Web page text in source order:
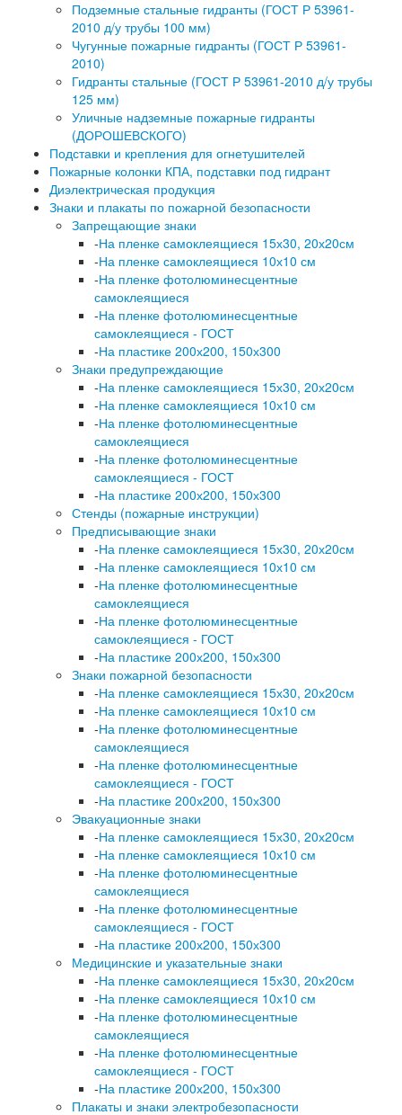
Подземные стальные гидранты (ГОСТ Р 53961-
2010 д/у трубы 100 мм)
Чугунные пожарные гидранты (ГОСТ Р 53961-
2010)
Гидранты стальные (ГОСТ Р 53961-2010 д/у трубы
125 мм)
Уличные надземные пожарные гидранты
(ДОРОШЕВСКОГО)
Подставки и крепления для огнетушителей
Пожарные колонки КПА, подставки под гидрант
Диэлектрическая продукция
Знаки и плакаты по пожарной безопасности
Запрещающие знаки
-На пленке самоклеящиеся 15х30, 20х20см
-На пленке самоклеящиеся 10х10 см
-На пленке фотолюминесцентные
самоклеящиеся
-На пленке фотолюминесцентные
самоклеящиеся - ГОСТ
-На пластике 200х200, 150х300
Знаки предупреждающие
-На пленке самоклеящиеся 15х30, 20х20см
-На пленке самоклеящиеся 10х10 см
-На пленке фотолюминесцентные
самоклеящиеся
-На пленке фотолюминесцентные
самоклеящиеся - ГОСТ
-На пластике 200х200, 150х300
Стенды (пожарные инструкции)
Предписывающие знаки
-На пленке самоклеящиеся 15х30, 20х20см
-На пленке самоклеящиеся 10х10 см
-На пленке фотолюминесцентные
самоклеящиеся
-На пленке фотолюминесцентные
самоклеящиеся - ГОСТ
-На пластике 200х200, 150х300
Знаки пожарной безопасности
-На пленке самоклеящиеся 15х30, 20х20см
-На пленке самоклеящиеся 10х10 см
-На пленке фотолюминесцентные
самоклеящиеся
-На пленке фотолюминесцентные
самоклеящиеся - ГОСТ
-На пластике 200х200, 150х300
Эвакуационные знаки
-На пленке самоклеящиеся 15х30, 20х20см
-На пленке самоклеящиеся 10х10 см
-На пленке фотолюминесцентные
самоклеящиеся
-На пленке фотолюминесцентные
самоклеящиеся - ГОСТ
-На пластике 200х200, 150х300
Медицинские и указательные знаки
-На пленке самоклеящиеся 15х30, 20х20см
-На пленке самоклеящиеся 10х10 см
-На пленке фотолюминесцентные
самоклеящиеся
-На пленке фотолюминесцентные
самоклеящиеся - ГОСТ
-На пластике 200х200, 150х300
Плакаты и знаки электробезопасности